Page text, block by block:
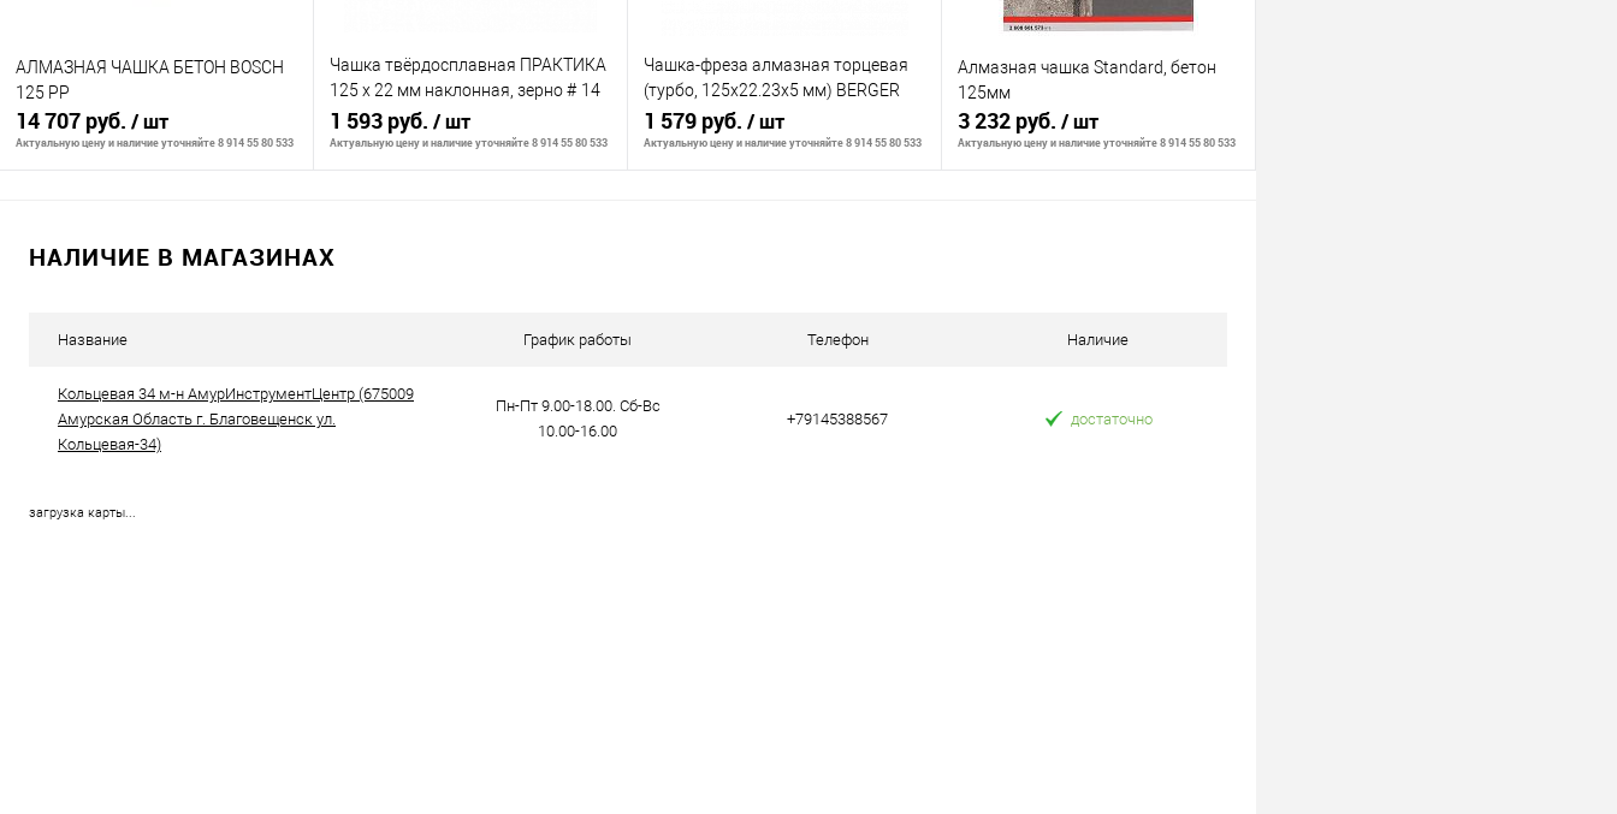
АЛМАЗНАЯ ЧАШКА БЕТОН BOSCH
125 РР
14 707 руб. / шт
Актуальную цену и наличие уточняйте 8 914 55 80 533
В избранное
Чашка твёрдосплавная ПРАКТИКА
125 х 22 мм наклонная, зерно # 14
среднее
1 593 руб. / шт
Актуальную цену и наличие уточняйте 8 914 55 80 533
В наличии
Чашка-фреза алмазная торцевая
(турбо, 125x22.23x5 мм) BERGER
BG1942
1 579 руб. / шт
Актуальную цену и наличие уточняйте 8 914 55 80 533
В наличии
Алмазная чашка Standard, бетон
125мм
3 232 руб. / шт
Актуальную цену и наличие уточняйте 8 914 55 80 533
В избранное
НАЛИЧИЕ В МАГАЗИНАХ
Название График работы Телефон Наличие
Кольцевая 34 м-н АмурИнструментЦентр (675009
Амурская Область г. Благовещенск ул.
Кольцевая-34)
Пн-Пт 9.00-18.00. Сб-Вс
10.00-16.00
+79145388567 достаточно
загрузка карты...